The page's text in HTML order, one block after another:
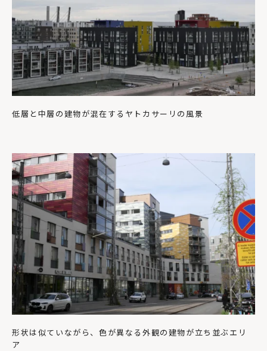
低層と中層の建物が混在するヤトカサーリの風景
形状は似ていながら、色が異なる外観の建物が立ち並ぶエリ
ア